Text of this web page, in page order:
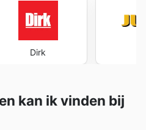
Dirk
kan ik vinden bij